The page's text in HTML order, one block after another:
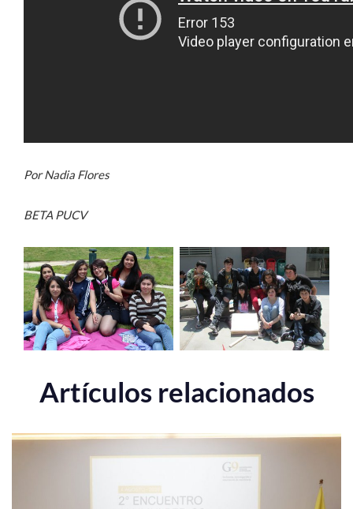
Por Nadia Flores
BETA PUCV
Artículos relacionados